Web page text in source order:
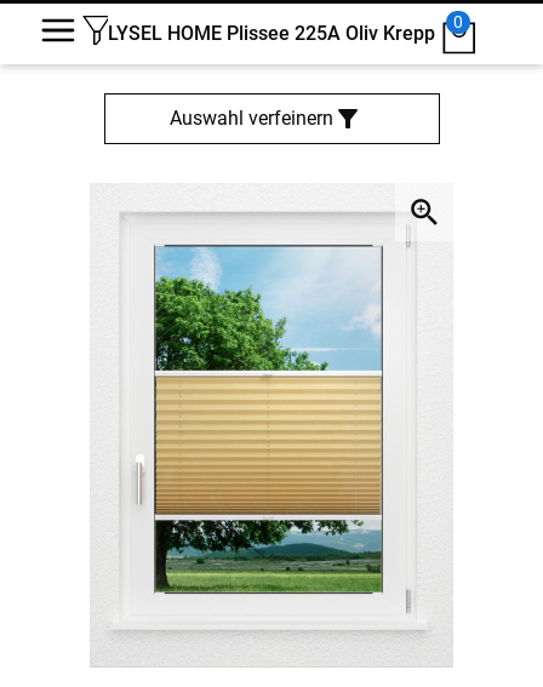
LYSEL HOME Plissee 225A Oliv Krepp
0
Auswahl verfeinern